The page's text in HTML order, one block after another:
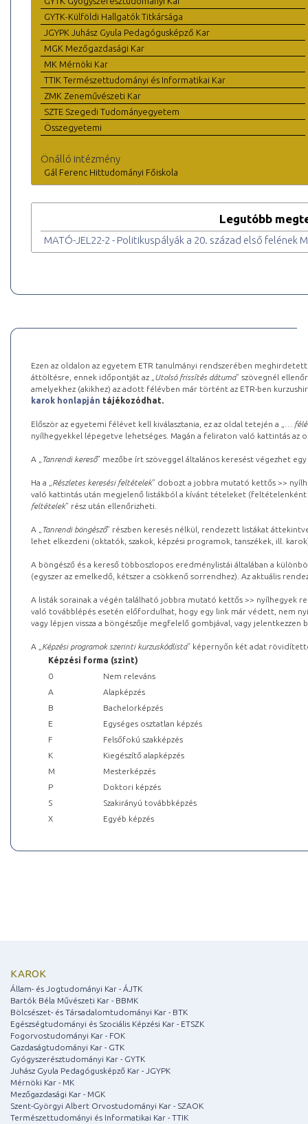
GYTK-Külföldi Hallgatók Titkársága
JGYPK Juhász Gyula Pedagógusképző Kar
MGK Mezőgazdasági Kar
MK Mérnöki Kar
TTIK Természettudományi és Informatikai Kar
ZMK Zeneművészeti Kar
SZTE Szegedi Tudományegyetem
Összegyetemi
Önálló intézmény
Gál Ferenc Hittudományi Főiskola
Legutóbb
MATÓ-JEL22-2 - Politikuspályák a 20. század első felének
Ezen az oldalon az egyetem ETR tanulmányi rendszerében
áttöltésre, ennek időpontját az „ Utolsó frissítés dátuma” szövegnél
amelyekhez (akikhez) az adott félévben már történt az ETR-ben
karok honlapján tájékozódhat.
Először az egyetemi félévet kell kiválasztania, ez az oldal tetején a „
…
nyílhegyekkel lépegetve lehetséges. Magán a feliraton való kattintás az
A „ Tanrendi kereső” mezőbe írt szöveggel általános keresést végezhet
Ha a „ Részletes keresési feltételek” dobozt a jobbra mutató kettős >>
való kattintás után megjelenő listákból a kívánt tételeket (feltételenként
feltételek” rész után ellenőrizheti.
A „ Tanrendi böngésző” részben keresés nélkül, rendezett listákat
lehet elkezdeni (oktatók, szakok, képzési programok, tanszékek, ill.
A böngésző és a kereső többoszlopos eredménylistái általában a
(egyszer az emelkedő, kétszer a csökkenő sorrendhez). Az aktuális
A listák sorainak a végén található jobbra mutató kettős >> nyílhegyek
való továbblépés esetén előfordulhat, hogy egy link már védett, nem
vagy lépjen vissza a böngészője megfelelő gombjával, vagy
A „ Képzési programok szerinti kurzuskódlista” képernyőn két adat
Képzési forma (szint)
0
Nem releváns
A
Alapképzés
B
Bachelorképzés
E
Egységes osztatlan képzés
F
Felsőfokú szakképzés
K
Kiegészítő alapképzés
M
Mesterképzés
P
Doktori képzés
S
Szakirányú továbbképzés
X
Egyéb képzés
KAROK
Állam- és Jogtudományi Kar - ÁJTK
Bartók Béla Művészeti Kar - BBMK
Bölcsészet- és Társadalomtudományi Kar - BTK
Egészségtudományi és Szociális Képzési Kar - ETSZK
Fogorvostudományi Kar - FOK
Gazdaságtudományi Kar - GTK
Gyógyszerésztudományi Kar - GYTK
Juhász Gyula Pedagógusképző Kar - JGYPK
Mérnöki Kar - MK
Mezőgazdasági Kar - MGK
Szent-Györgyi Albert Orvostudományi Kar - SZAOK
Természettudományi és Informatikai Kar - TTIK